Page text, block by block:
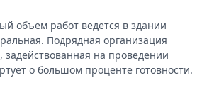
объем работ ведется в здании
Подрядная организация
задействованная на проведении
о большом проценте готовности.